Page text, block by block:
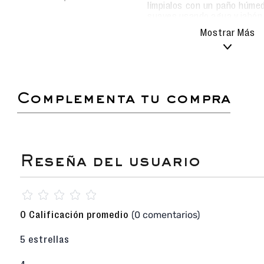
¡El brillo que necesitas para tu gran noche!
el accesorio definitivo para eventos
ofrece una silueta espectacular sin
pista de baile.
Sandalia / Familia: FIESTA
(stiletto).
Color PLATEADO (Silver) en un acabado
bodas y galas.
límpialos con un paño
Evita el uso de
alterar el material.
Deja secar al aire libre,
Mostrar Más
complementa tu compra
☆ ☆ ☆ ☆ ☆
0 Calificación promedio (0 comentarios)
5 estrellas